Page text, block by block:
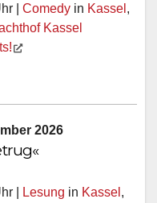
| Comedy in Kassel ,
Kassel
2026
| Lesung in Kassel ,